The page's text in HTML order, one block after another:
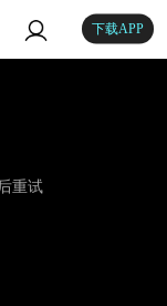
下载APP
重试